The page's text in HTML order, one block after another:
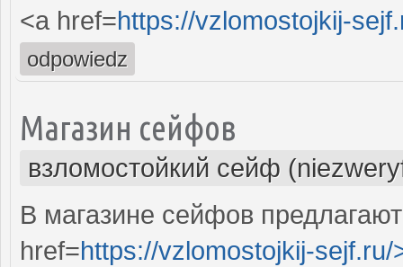
<a href=https://vzlomostojkij-
odpowiedz
Магазин сейфов
взломостойкий сейф
В магазине сейфов
href=https://vzlomostojkij-sejf.ru/